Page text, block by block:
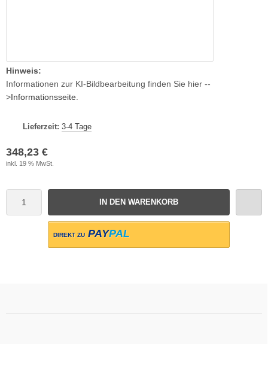
Hinweis:
Informationen zur KI-Bildbearbeitung finden Sie hier --
>Informationsseite
Lieferzeit: 3-4 Tage
348,23 €
inkl. 19 % MwSt.
IN DEN WARENKORB
DIREKT ZU PAYPAL